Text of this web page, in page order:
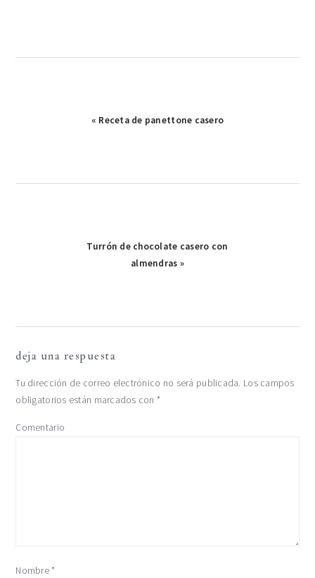
Publicación
« Receta de panettone casero
Publicación
siguiente:
Turrón de chocolate casero con
almendras »
interacciones
con
los
lectores
deja una respuesta
Tu dirección de correo electrónico no será publicada. Los campos
obligatorios están marcados con *
Comentario
Nombre *